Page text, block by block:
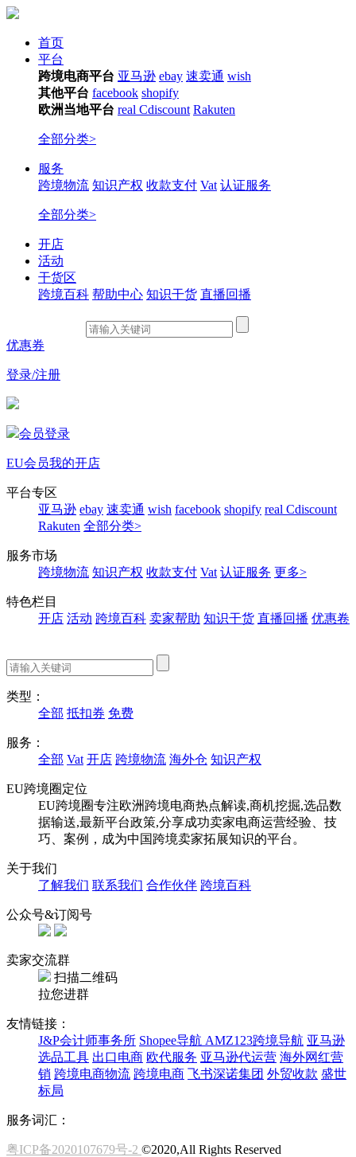
首页
平台
跨境电商平台 亚马逊 ebay 速卖通 wish
其他平台 facebook shopify
欧洲当地平台 real Cdiscount Rakuten
全部分类>
服务
跨境物流 知识产权 收款支付 Vat 认证服务
全部分类>
开店
活动
干货区
跨境百科 帮助中心 知识干货 直播回播
优惠券
登录/注册
会员登录
EU会员我的开店
平台专区
亚马逊 ebay 速卖通 wish facebook shopify real Cdiscount
Rakuten 全部分类>
服务市场
跨境物流 知识产权 收款支付 Vat 认证服务 更多>
特色栏目
开店 活动 跨境百科 卖家帮助 知识干货 直播回播 优惠卷
类型：
全部 抵扣券 免费
服务：
全部 Vat 开店 跨境物流 海外仓 知识产权
EU跨境圈定位
EU跨境圈专注欧洲跨境电商热点解读,商机挖掘,选品数
据输送,最新平台政策,分享成功卖家电商运营经验、技
巧、案例，成为中国跨境卖家拓展知识的平台。
关于我们
了解我们 联系我们 合作伙伴 跨境百科
公众号&订阅号
卖家交流群
扫描二维码
拉您进群
友情链接：
J&P会计师事务所 Shopee导航 AMZ123跨境导航 亚马逊
选品工具 出口电商 欧代服务 亚马逊代运营 海外网红营
销 跨境电商物流 跨境电商 飞书深诺集团 外贸收款 盛世
标局
服务词汇：
粤ICP备2020107679号-2 ©2020,All Rights Reserved